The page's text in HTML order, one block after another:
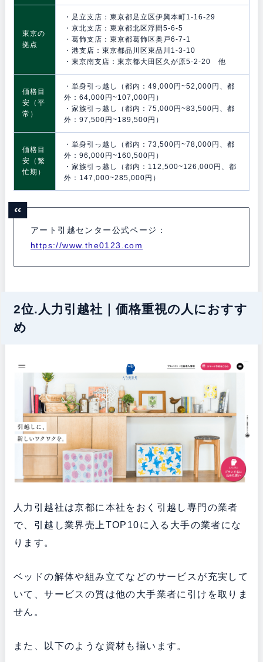
東京の
拠点
・足立支店：東京都足立区伊興本町1-16-29
・京北支店：東京都北区浮間5-6-5
・葛飾支店：東京都葛飾区奥戸6-7-1
・港支店：東京都品川区東品川1-3-10
・東京南支店：東京都大田区久が原5-2-20 他
価格目
安（平
常）
・単身引っ越し（都内：49,000円~52,000円、都
外：64,000円~107,000円）
・家族引っ越し（都内：75,000円~83,500円、都
外：97,500円~189,500円）
価格目
安（繁
忙期）
・単身引っ越し（都内：73,500円~78,000円、都
外：96,000円~160,500円）
・家族引っ越し（都内：112,500~126,000円、都
外：147,000~285,000円）
アート引越センター公式ページ：
https://www.the0123.com
2位.人力引越社｜価格重視の人におすす
め
人力引越社は京都に本社をおく引越し専門の業者
で、引越し業界売上TOP10に入る大手の業者にな
ります。
ベッドの解体や組み立てなどのサービスが充実して
いて、サービスの質は他の大手業者に引けを取りま
せん。
また、以下のような資材も揃います。